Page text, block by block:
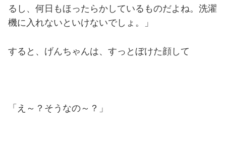
るし、何日もほったらかしているものだよね。洗濯
機に入れないといけないでしょ。」
すると、げんちゃんは、すっとぼけた顔して
「え～？そうなの～？」